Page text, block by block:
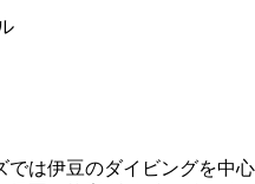
では伊豆のダイビングを中心